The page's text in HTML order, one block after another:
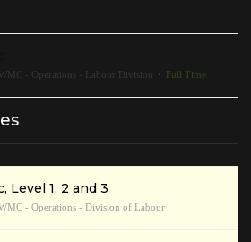
- Operations - Labour Division Full Time
Level 1, 2 and 3
- Operations - Division of Labour